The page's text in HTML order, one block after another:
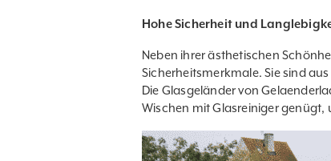
Hohe Sicherheit und
Neben ihrer ästhetischen
Sicherheitsmerkmale. Sie sind
Die Glasgeländer von
Wischen mit Glasreiniger genügt,